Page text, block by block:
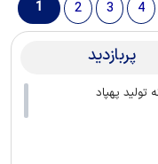
1 2 3 4
پربازدید
پهپاد